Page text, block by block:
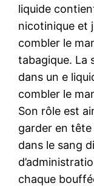
liquide
nicotinique et
combler le
tabagique. La
dans un e
combler le
Son rôle est
garder en
dans le sang
chaque